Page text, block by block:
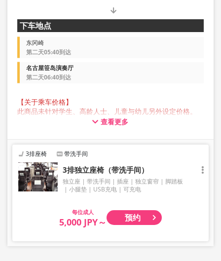
下车地点
东冈崎
第二天05:40到达
名古屋笹岛演奏厅
第二天06:40到达
【关于乘车价格】
此商品未针对学生、高龄人士、儿童与幼儿另外设定价格。
所有顾客预约时均请选择成人价格。
JAM JAM EXPRESS 营运的巴士行李箱中可存放的行李最大尺
寸，三边总长不超过 160 公分，重量不超过 10 公斤，每人
限定一件。超过此尺寸的行李不能带上车或存放在后行李箱
中，因此敬请提前自行委托业者托运。
请注意，如果您携带的行李超出规范，您将被拒绝乘车，并
需支付取消费用。
我们不接受乐器、自行车、滑雪板、易碎物品、危险物品、
查看更多
3排座椅 带洗手间
3排独立座椅（带洗手间）
独立座 带洗手间 插座 独立窗帘
脚踏板
小腿垫
USB充电 可充电
成人
5,000 JPY～ 预约